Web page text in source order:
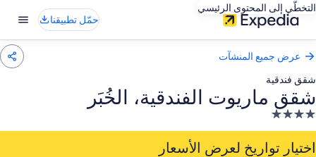
التخطّي إلى المحتوى الرئيسي
حمّل تطبيقنا
عرض جميع المنشآت
شقق فندقية
شقق ماريوت الفندقية، الخُبَر
منشأة
فندقية
مصنفة
اختيار تواريخ لعرض الأسعار